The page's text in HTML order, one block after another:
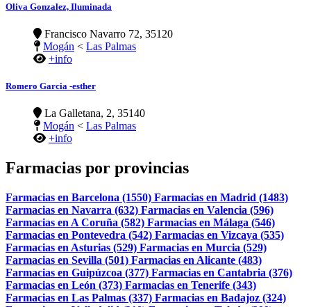
Oliva Gonzalez, Iluminada
Francisco Navarro 72, 35120
Mogán < Las Palmas
+info
Romero Garcia -esther
La Galletana, 2, 35140
Mogán < Las Palmas
+info
Farmacias por provincias
Farmacias en Barcelona (1550) Farmacias en Madrid (1483)
Farmacias en Navarra (632) Farmacias en Valencia (596)
Farmacias en A Coruña (582) Farmacias en Málaga (546)
Farmacias en Pontevedra (542) Farmacias en Vizcaya (535)
Farmacias en Asturias (529) Farmacias en Murcia (529)
Farmacias en Sevilla (501) Farmacias en Alicante (483)
Farmacias en Guipúzcoa (377) Farmacias en Cantabria (376)
Farmacias en León (373) Farmacias en Tenerife (343)
Farmacias en Las Palmas (337) Farmacias en Badajoz (324)